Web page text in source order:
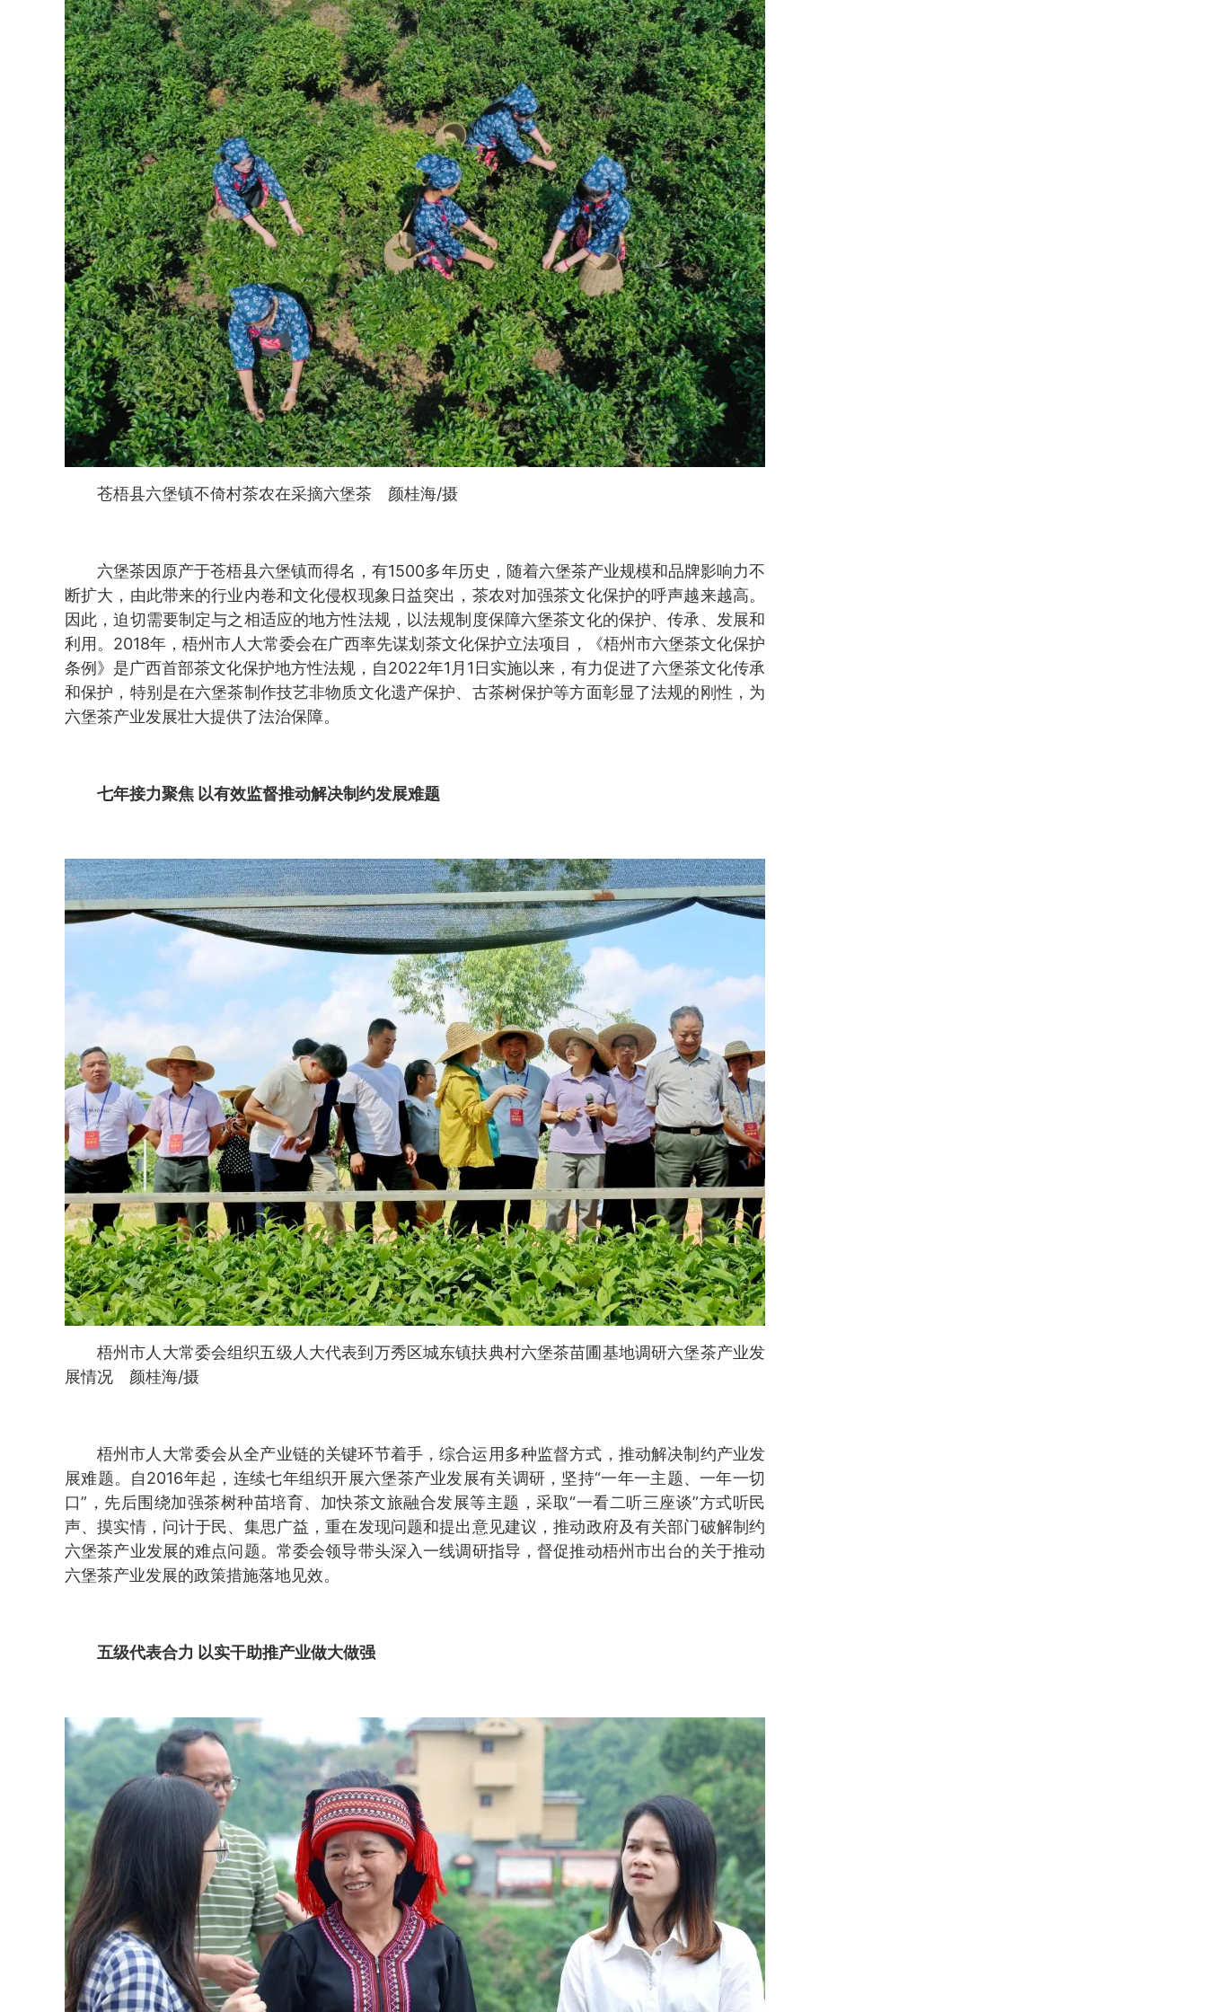
苍梧县六堡镇不倚村茶农在采摘六堡茶 颜桂海/摄
六堡茶因原产于苍梧县六堡镇而得名，有1500多年历史，随着六堡茶产业规模和品牌影响力不
断扩大，由此带来的行业内卷和文化侵权现象日益突出，茶农对加强茶文化保护的呼声越来越高。
因此，迫切需要制定与之相适应的地方性法规，以法规制度保障六堡茶文化的保护、传承、发展和
利用。2018年，梧州市人大常委会在广西率先谋划茶文化保护立法项目，《梧州市六堡茶文化保护
条例》是广西首部茶文化保护地方性法规，自2022年1月1日实施以来，有力促进了六堡茶文化传承
和保护，特别是在六堡茶制作技艺非物质文化遗产保护、古茶树保护等方面彰显了法规的刚性，为
六堡茶产业发展壮大提供了法治保障。
七年接力聚焦 以有效监督推动解决制约发展难题
梧州市人大常委会组织五级人大代表到万秀区城东镇扶典村六堡茶苗圃基地调研六堡茶产业发
展情况 颜桂海/摄
梧州市人大常委会从全产业链的关键环节着手，综合运用多种监督方式，推动解决制约产业发
展难题。自2016年起，连续七年组织开展六堡茶产业发展有关调研，坚持“一年一主题、一年一切
口”，先后围绕加强茶树种苗培育、加快茶文旅融合发展等主题，采取“一看二听三座谈”方式听民
声、摸实情，问计于民、集思广益，重在发现问题和提出意见建议，推动政府及有关部门破解制约
六堡茶产业发展的难点问题。常委会领导带头深入一线调研指导，督促推动梧州市出台的关于推动
六堡茶产业发展的政策措施落地见效。
五级代表合力 以实干助推产业做大做强